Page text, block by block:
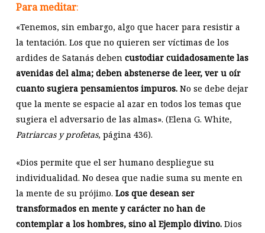
Para meditar:
«Tenemos, sin embargo, algo que hacer para resistir a
la tentación. Los que no quieren ser víctimas de los
ardides de Satanás deben custodiar cuidadosamente las
avenidas del alma; deben abstenerse de leer, ver u oír
cuanto sugiera pensamientos impuros.No se debe dejar
que la mente se espacie al azar en todos los temas que
sugiera el adversario de las almas». (Elena G. White,
Patriarcas y profetas, página 436).
«Dios permite que el ser humano despliegue su
individualidad. No desea que nadie suma su mente en
la mente de su prójimo. Los que desean ser
transformados en mente y carácter no han de
contemplar a los hombres, sino al Ejemplo divino.Dios